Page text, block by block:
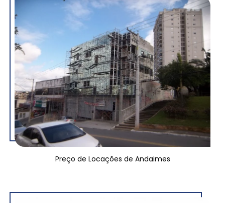
Preço de Locações de Andaimes